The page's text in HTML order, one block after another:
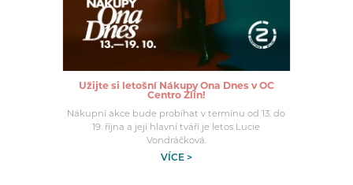
Užijte si letošní Nákupy Ona Dnes v OC
Centro Zlín!
Nákupní akce bude probíhat v termínu od 13. do
19. října a její hlavní tváří je letos Lucie
Vondráčková.
VÍCE >